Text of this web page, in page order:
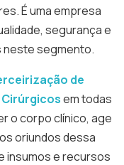
É uma empresa
segurança e
segmento.
de
em todas
o corpo clínico, age
oriundos dessa
insumos e recursos